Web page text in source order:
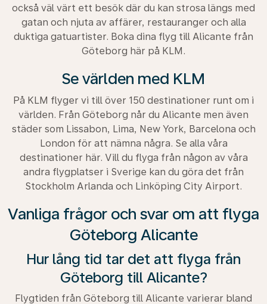
också väl värt ett besök där du kan strosa längs med
gatan och njuta av affärer, restauranger och alla
duktiga gatuartister. Boka dina flyg till Alicante från
Göteborg här på KLM.
Se världen med KLM
På KLM flyger vi till över 150 destinationer runt om i
världen. Från Göteborg når du Alicante men även
städer som Lissabon, Lima, New York, Barcelona och
London för att nämna några. Se alla våra
destinationer här. Vill du flyga från någon av våra
andra flygplatser i Sverige kan du göra det från
Stockholm Arlanda och Linköping City Airport.
Vanliga frågor och svar om att flyga
Göteborg Alicante
Hur lång tid tar det att flyga från
Göteborg till Alicante?
Flygtiden från Göteborg till Alicante varierar bland